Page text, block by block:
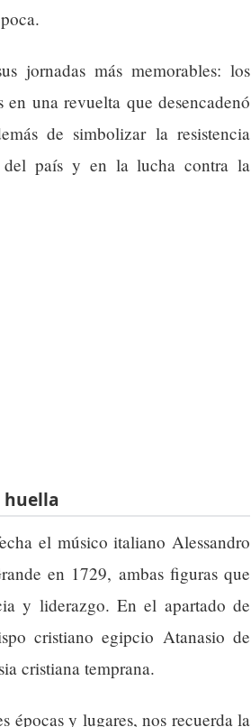
jornadas más memorables: los
en una revuelta que desencadenó
de simbolizar la resistencia
del país y en la lucha contra la
huella
el músico italiano Alessandro
en 1729, ambas figuras que
y liderazgo. En el apartado de
cristiano egipcio Atanasio de
cristiana temprana.
épocas y lugares, nos recuerda la